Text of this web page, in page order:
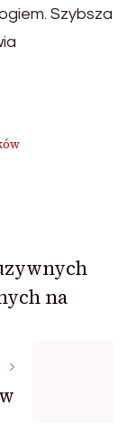
Szybsza
na